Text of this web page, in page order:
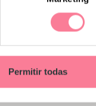
Permitir todas